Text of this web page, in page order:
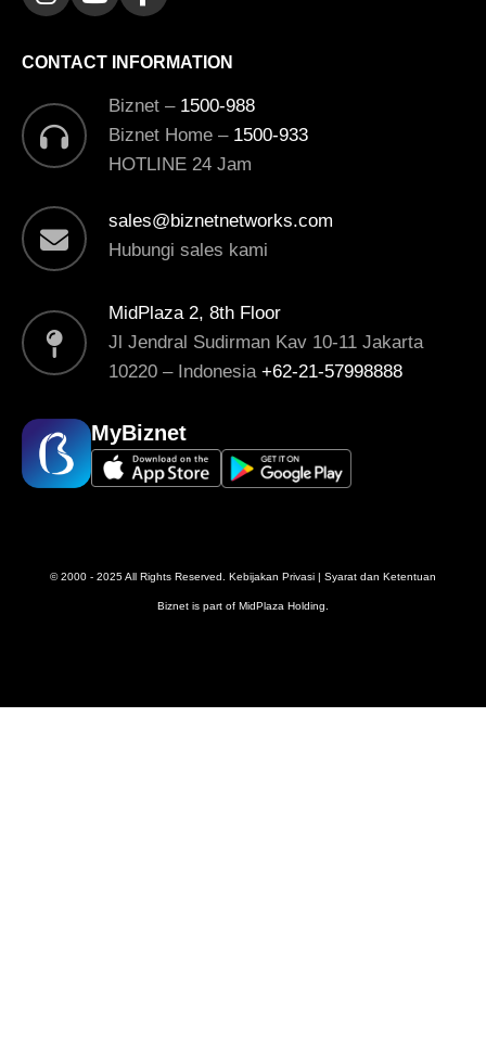
CONTACT INFORMATION
Biznet – 1500-988
Biznet Home – 1500-933
HOTLINE 24 Jam
sales@biznetnetworks.com
Hubungi sales kami
MidPlaza 2, 8th Floor
Jl Jendral Sudirman Kav 10-11 Jakarta
10220 – Indonesia+62-21-57998888
MyBiznet
© 2000 - 2025 All Rights Reserved. Kebijakan Privasi | Syarat dan Ketentuan
Biznet is part of MidPlaza Holding